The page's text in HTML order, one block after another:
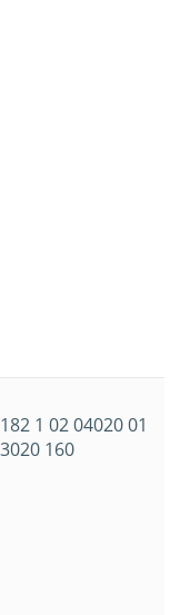
182 1 02 04020 01
3020 160